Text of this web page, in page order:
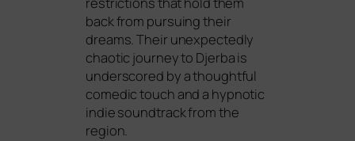
back from pur­suing their
dreams. Their unex­pec­ted­ly
chao­tic jour­ney to Djerba is
unders­cored by a thoughtful
come­dic touch and a hyp­no­tic
indie sound­track from the
region.